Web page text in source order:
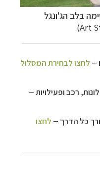
בלב הג'ונגל
Art
)